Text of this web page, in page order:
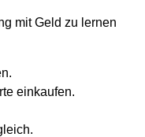
mit Geld zu lernen
einkaufen.